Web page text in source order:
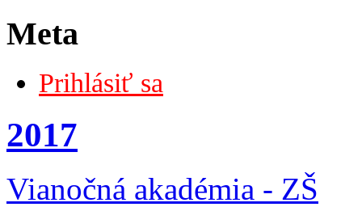
Meta
Prihlásiť sa
2017
Vianočná akadémia - ZŠ